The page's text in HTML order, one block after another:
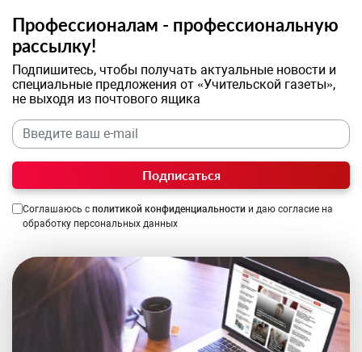
Профессионалам - профессиональную
рассылку!
Подпишитесь, чтобы получать актуальные новости и
специальные предложения от «Учительской газеты»,
не выходя из почтового ящика
Подписаться
Соглашаюсь с политикой конфиденциальности и даю согласие на
обработку персональных данных